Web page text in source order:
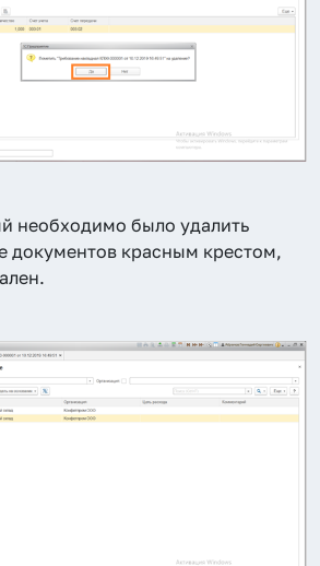
необходимо было удалить
документов красным крестом,